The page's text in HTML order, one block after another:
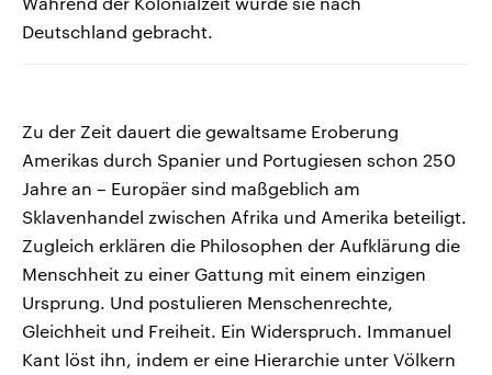
Deutschland gebracht.
Zu der Zeit dauert die gewaltsame Eroberung
Amerikas durch Spanier und Portugiesen schon 250
Jahre an – Europäer sind maßgeblich am
Sklavenhandel zwischen Afrika und Amerika beteiligt.
Zugleich erklären die Philosophen der Aufklärung die
Menschheit zu einer Gattung mit einem einzigen
Ursprung. Und postulieren Menschenrechte,
Gleichheit und Freiheit. Ein Widerspruch. Immanuel
Kant löst ihn, indem er eine Hierarchie unter Völkern